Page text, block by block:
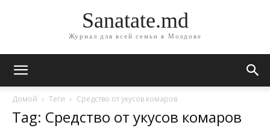
Sanatate.md
Журнал для всей семьи в Молдове
Домой Теги Средство от укусов комаров
Tag: Средство от укусов комаров